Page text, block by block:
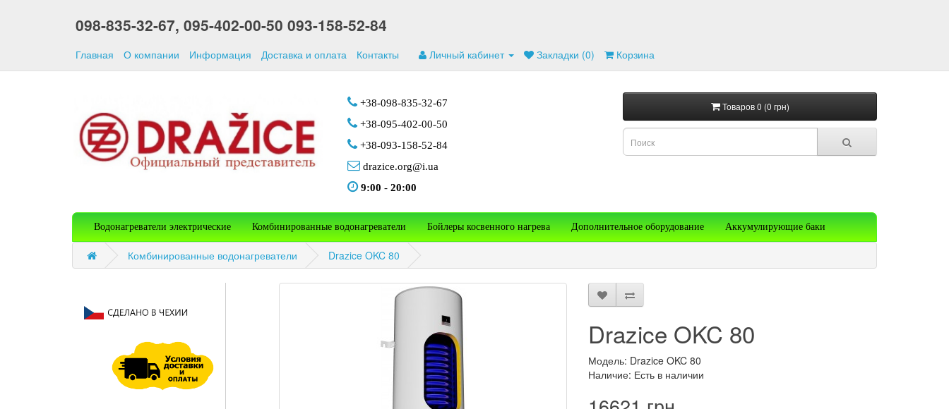
098-835-32-67, 095-402-00-50 093-158-52-84
Главная О компании Информация Доставка и оплата Контакты Личный кабинет Закладки (0) Корзина
+38-098-835-32-67
+38-095-402-00-50
+38-093-158-52-84
drazice.org@i.ua
9:00 - 20:00
Товаров 0 (0 грн)
Водонагреватели электрические Комбинированные водонагреватели Бойлеры косвенного нагрева Дополнительное оборудование Аккумулирующие баки
Комбинированные водонагреватели Drazice OKC 80
Drazice OKC 80
Модель: Drazice OKC 80
Наличие: Есть в наличии